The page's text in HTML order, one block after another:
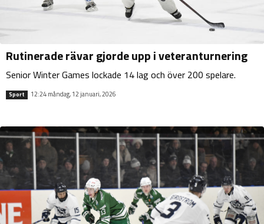
Rutinerade rävar gjorde upp i veteranturnering
Senior Winter Games lockade 14 lag och över 200 spelare.
Sport 12:24 måndag, 12 januari, 2026